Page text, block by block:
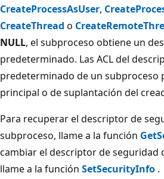
CreateProcessAsUser,
CreateThread o
NULL, el subproceso obtiene un
predeterminado. Las ACL del
predeterminado de un subproceso
principal o de suplantación del
Para recuperar el descriptor de
subproceso, llame a la función
cambiar el descriptor de seguridad
llame a la función SetSecurityInfo .